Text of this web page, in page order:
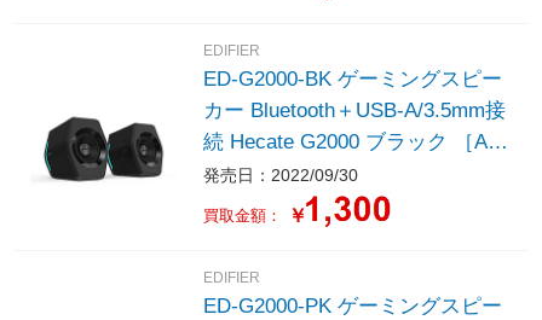
EDIFIER
ED-G2000-BK ゲーミングスピー
カー Bluetooth＋USB-A/3.5mm接
続 Hecate G2000 ブラック ［AC
電源］
発売日：2022/09/30
買取金額： ￥
EDIFIER
ED-G2000-PK ゲーミングスピー